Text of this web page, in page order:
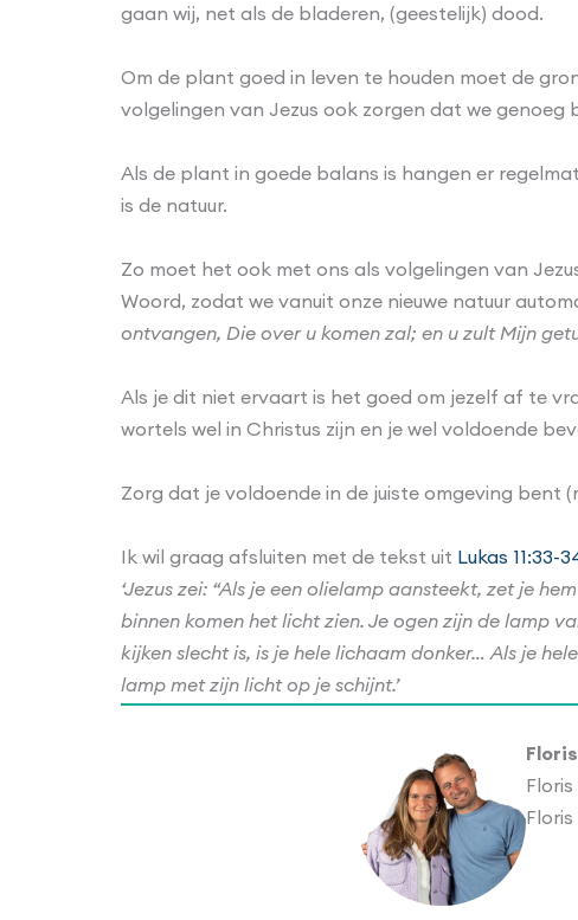
gaan wij, net als de bladeren, (geestelijk) dood.
Om de plant goed in leven te houden moet de
volgelingen van Jezus ook zorgen dat we
Als de plant in goede balans is hangen er
is de natuur.
Zo moet het ook met ons als volgelingen van
Woord, zodat we vanuit onze nieuwe natuur
ontvangen, Die over u komen zal; en u zult Mijn
Als je dit niet ervaart is het goed om jezelf af te
wortels wel in Christus zijn en je wel voldoende
Zorg dat je voldoende in de juiste omgeving bent
Ik wil graag afsluiten met de tekst uit Lukas 11:33-
‘Jezus zei: “Als je een olielamp aansteekt, zet je
binnen komen het licht zien. Je ogen zijn de lamp
kijken slecht is, is je hele lichaam donker… Als je
lamp met zijn licht op je schijnt.’